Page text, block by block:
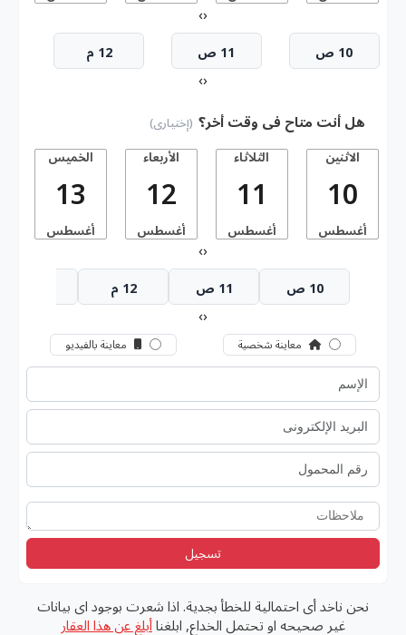
‹
›
10 ص 11 ص 12 م
‹
›
هل أنت متاح فى وقت أخر؟ (إختيارى)
الاثنين
10
أغسطس
الثلاثاء
11
أغسطس
الأربعاء
12
أغسطس
الخميس
13
أغسطس
‹
›
10 ص 11 ص 12 م
‹
›
معاينة شخصية معاينة بالفيديو
تسجيل
نحن ناخد أى احتمالية للخطأ بجدية. اذا شعرت بوجود اى بيانات
غير صحيحه او تحتمل الخداع, ابلغنا أبلغ عن هذا العقار